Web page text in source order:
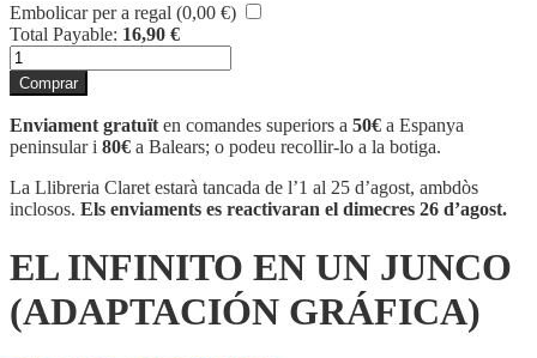
Embolicar per a regal (0,00 €)
Total Payable: 16,90 €
quantitat
de
EL
INFINITO
EN
UN
JUNCO
(ADAPTACIÓN
Comprar
Enviament gratuït en comandes superiors a 50€ a Espanya
peninsular i 80€ a Balears; o podeu recollir-lo a la botiga.
La Llibreria Claret estarà tancada de l’1 al 25 d’agost, ambdòs
inclosos. Els enviaments es reactivaran el dimecres 26 d’agost.
EL INFINITO EN UN JUNCO
(ADAPTACIÓN GRÁFICA)